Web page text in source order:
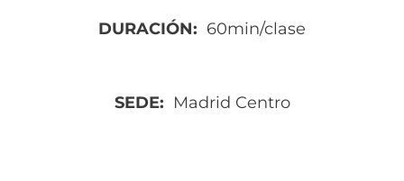
DURACIÓN: 60min/clase
SEDE: Madrid Centro